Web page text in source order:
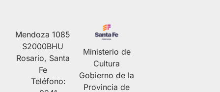
Mendoza 1085
S2000BHU
Rosario, Santa
Fe
Teléfono:
Ministerio de
Cultura
Gobierno de la
Provincia de